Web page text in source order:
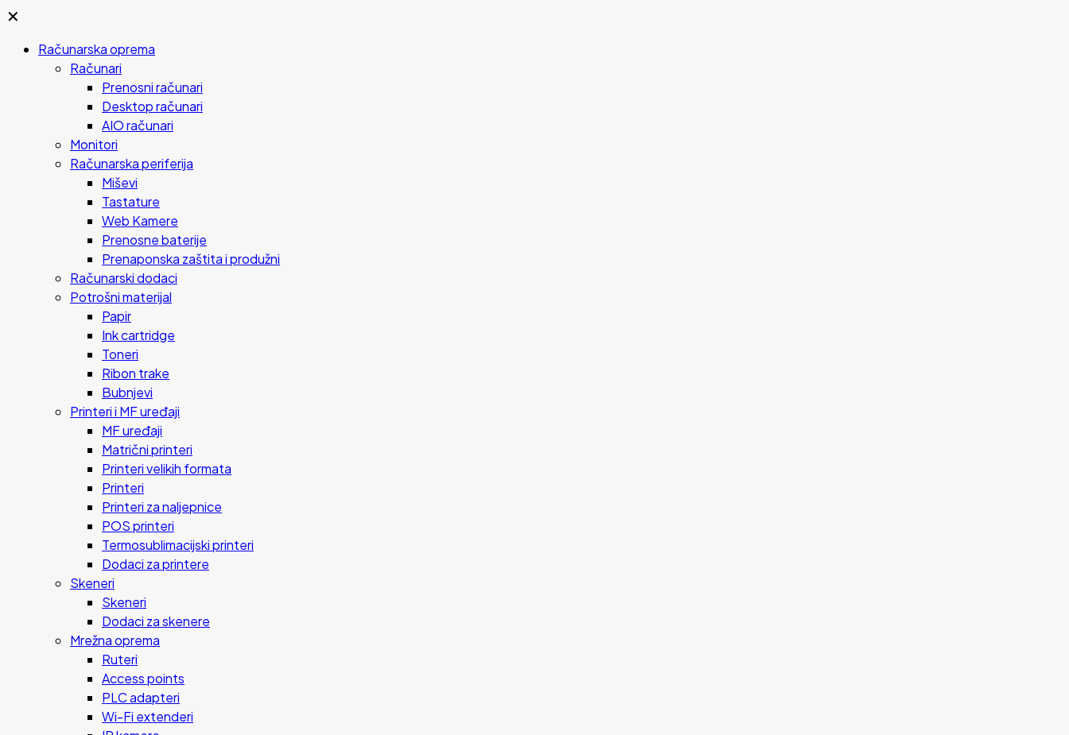
✕
Računarska oprema
Računari
Prenosni računari
Desktop računari
AIO računari
Monitori
Računarska periferija
Miševi
Tastature
Web Kamere
Prenosne baterije
Prenaponska zaštita i produžni
Računarski dodaci
Potrošni materijal
Papir
Ink cartridge
Toneri
Ribon trake
Bubnjevi
Printeri i MF uređaji
MF uređaji
Matrični printeri
Printeri velikih formata
Printeri
Printeri za naljepnice
POS printeri
Termosublimacijski printeri
Dodaci za printere
Skeneri
Skeneri
Dodaci za skenere
Mrežna oprema
Ruteri
Access points
PLC adapteri
Wi-Fi extenderi